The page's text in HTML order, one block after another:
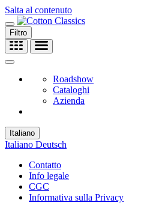
Salta al contenuto
Filtro
Roadshow
Cataloghi
Azienda
Italiano
Italiano Deutsch
Contatto
Info legale
CGC
Informativa sulla Privacy